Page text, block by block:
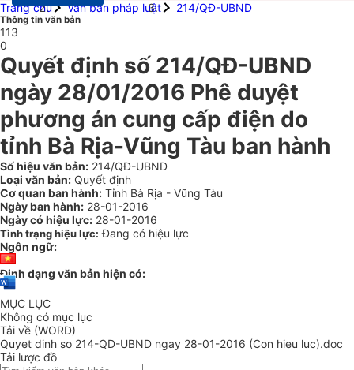
Trang chủ
Văn bản pháp luật 214/QĐ-UBND
Thông tin văn bản
113
0
Quyết định số 214/QĐ-UBND
ngày 28/01/2016 Phê duyệt
phương án cung cấp điện do
tỉnh Bà Rịa-Vũng Tàu ban hành
Số hiệu văn bản: 214/QĐ-UBND
Loại văn bản: Quyết định
Cơ quan ban hành: Tỉnh Bà Rịa - Vũng Tàu
Ngày ban hành: 28-01-2016
Ngày có hiệu lực: 28-01-2016
Tình trạng hiệu lực: Đang có hiệu lực
Ngôn ngữ:
Định dạng văn bản hiện có:
MỤC LỤC
Không có mục lục
Tải về (WORD)
Quyet dinh so 214-QD-UBND ngay 28-01-2016 (Con hieu luc).doc
Tải lược đồ